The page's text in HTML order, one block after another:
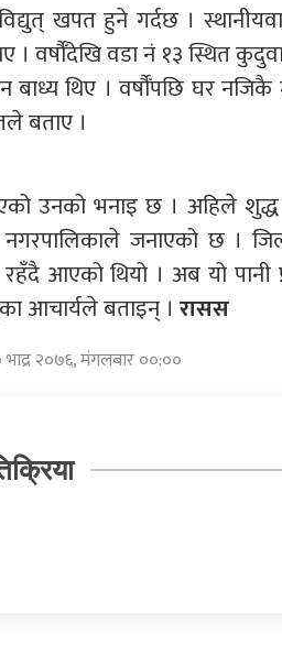
खपत हुने गर्दछ ।
वर्षौँदेखि वडा नं १३ स्थित
थिए । वर्षौँपछि घर नजिकै
बताए ।
उनको भनाइ छ । अहिले
जनाएको छ ।
आएको थियो । अब यो पानी
आचार्यले बताइन् । रासस
भाद्र २०७६, मंगलबार ००:००